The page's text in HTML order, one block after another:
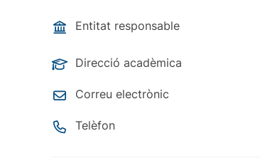
Entitat responsable
Direcció acadèmica
Correu electrònic
Telèfon